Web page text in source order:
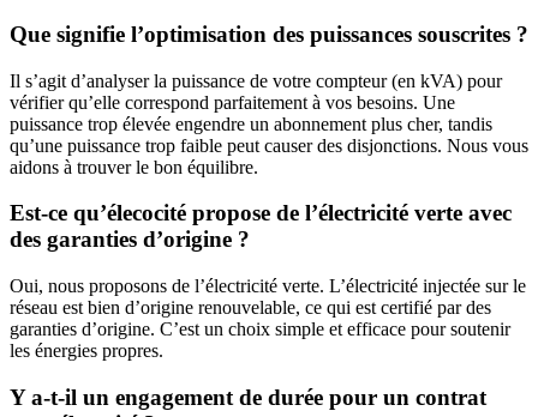
Que signifie l’optimisation des puissances souscrites ?
Il s’agit d’analyser la puissance de votre compteur (en kVA) pour
vérifier qu’elle correspond parfaitement à vos besoins. Une
puissance trop élevée engendre un abonnement plus cher, tandis
qu’une puissance trop faible peut causer des disjonctions. Nous vous
aidons à trouver le bon équilibre.
Est-ce qu’élecocité propose de l’électricité verte avec
des garanties d’origine ?
Oui, nous proposons de l’électricité verte. L’électricité injectée sur le
réseau est bien d’origine renouvelable, ce qui est certifié par des
garanties d’origine. C’est un choix simple et efficace pour soutenir
les énergies propres.
Y a-t-il un engagement de durée pour un contrat